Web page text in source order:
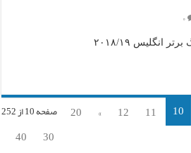
۰
انگلیس ۲۰۱۸/۱۹
صفحه 10 از 252 10
11
12
»
20
30
40